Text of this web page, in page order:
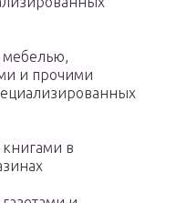
мебелью,
и прочими
в